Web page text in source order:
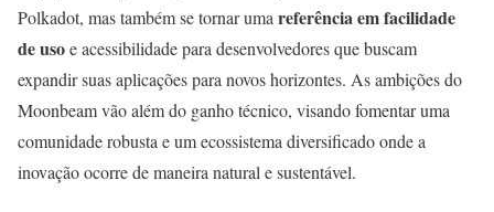
Polkadot, mas também se tornar umareferência em facilidade
de usoe acessibilidade para desenvolvedores que buscam
expandir suas aplicações para novos horizontes. As ambições do
Moonbeam vão além do ganho técnico, visando fomentar uma
comunidade robusta e um ecossistema diversificado onde a
inovação ocorre de maneira natural e sustentável.